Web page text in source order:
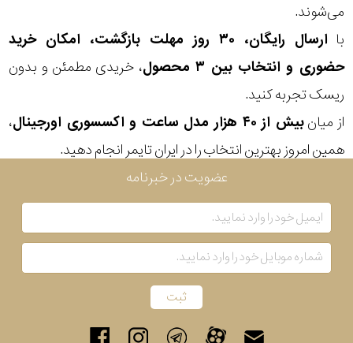
می‌شوند.
با
ارسال رایگان، ۳۰ روز مهلت بازگشت، امکان خرید
حضوری و انتخاب بین ۳ محصول
، خریدی مطمئن و بدون
ریسک تجربه کنید.
از میانبیش از ۴۰ هزار مدل ساعت و اکسسوری اورجینال
،
همین امروز بهترین انتخاب را در ایران تایمر انجام دهید.
شکل
ویژگی
موتور
رنگ
عضویت در خبرنامه